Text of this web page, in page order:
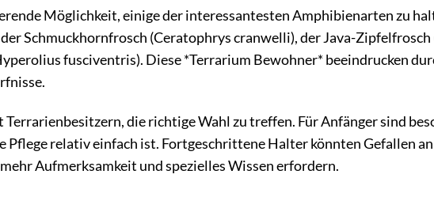
Möglichkeit, einige der interessantesten Amphibienarten zu
Schmuckhornfrosch (Ceratophrys cranwelli), der Java-
fusciventris). Diese *Terrarium Bewohner* beeindrucken
die richtige Wahl zu treffen. Für Anfänger sind
Pflege relativ einfach ist. Fortgeschrittene Halter könnten Gefallen
Aufmerksamkeit und spezielles Wissen erfordern.